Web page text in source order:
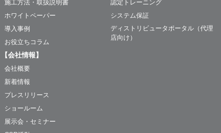
施工方法・取扱説明書
ホワイトペーパー
導入事例
お役立ちコラム
認定トレーニング
システム保証
ディストリビュータポータル（代理
店向け）
【会社情報】
会社概要
新着情報
プレスリリース
ショールーム
展示会・セミナー